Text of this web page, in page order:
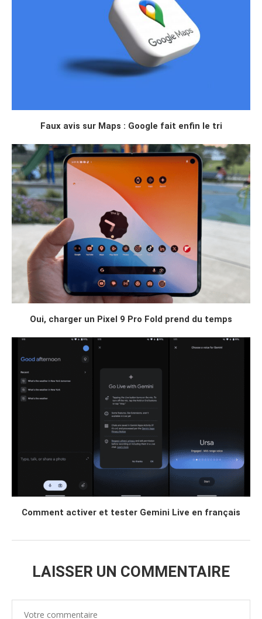
Faux avis sur Maps : Google fait enfin le tri
Oui, charger un Pixel 9 Pro Fold prend du temps
Comment activer et tester Gemini Live en français
LAISSER UN COMMENTAIRE